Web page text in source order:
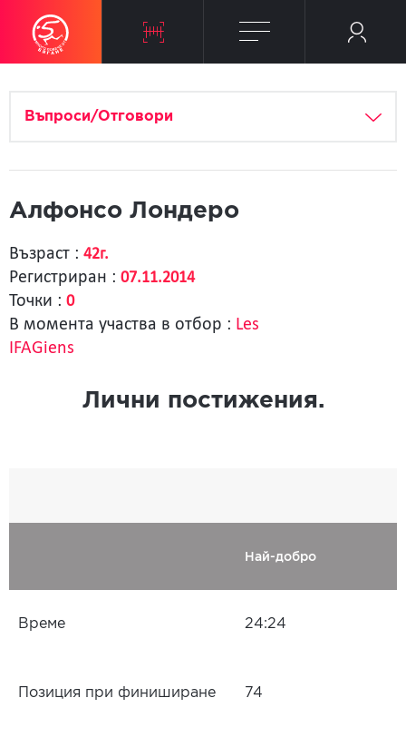
Въпроси/Отговори
Алфонсо Лондеро
Възраст : 42г.
Регистриран : 07.11.2014
Точки : 0
В момента участва в отбор : Les
IFAGiens
Лични постижения.
Най-добро
Време 24:24
Позиция при финиширане 74